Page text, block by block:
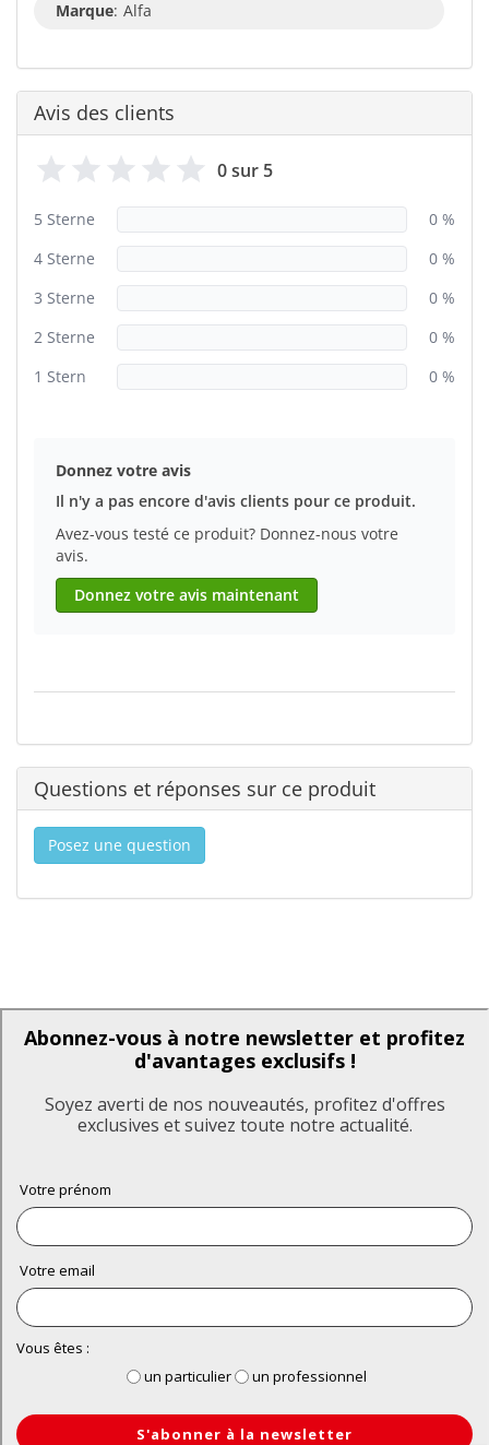
Marque: Alfa
Avis des clients
0 sur 5
5 Sterne
0 %
4 Sterne
0 %
3 Sterne
0 %
2 Sterne
0 %
1 Stern
0 %
Donnez votre avis
Il n'y a pas encore d'avis clients pour ce produit.
Avez-vous testé ce produit? Donnez-nous votre
avis.
Donnez votre avis maintenant
Questions et réponses sur ce produit
Posez une question